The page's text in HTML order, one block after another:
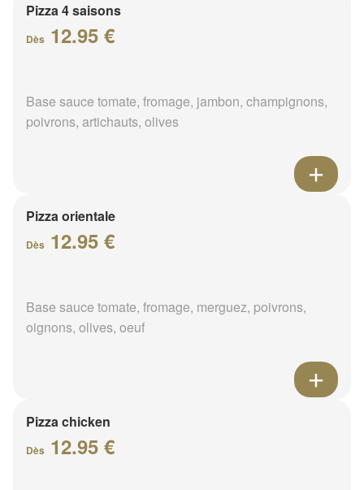
Pizza 4 saisons
Dès 12.95 €
Base sauce tomate, fromage, jambon, champignons,
poivrons, artichauts, olives
Pizza orientale
Dès 12.95 €
Base sauce tomate, fromage, merguez, poivrons,
oignons, olives, oeuf
Pizza chicken
Dès 12.95 €